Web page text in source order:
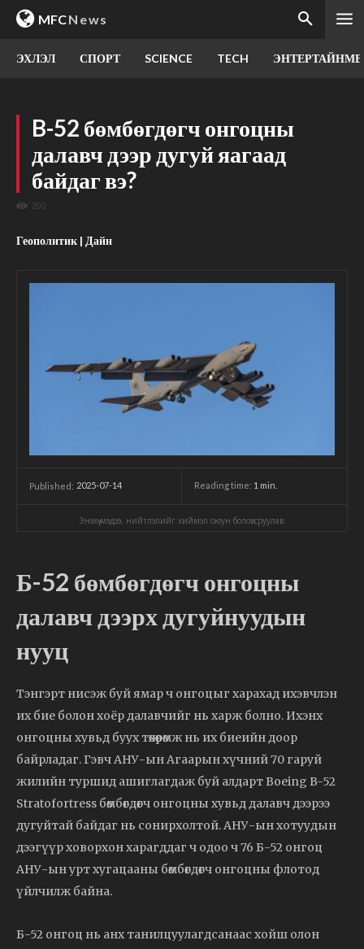
MFCNews
ЭХЛЭЛ СПОРТ SCIENCE TECH
B-52 бөмбөгдөгч онгоцны
далавч дээр дугуй яагаад
байдаг вэ?
200
Геополитик | Дайн
Published: 2025-07-14 Reading time: 1 min.
Энэхүү мэдээ, нийтлэлийг хиймэл оюун боловсруулав.
Б-52 бөмбөгдөгч онгоцны
далавч дээрх дугуйнуудын
нууц
Тэнгэрт нисэж буй ямар ч онгоцыг харахад ихэвчлэн
их бие болон хоёр далавчийг нь харж болно. Ихэнх
онгоцны хувьд буух төхөөрөмж нь их биеийн доор
байрладаг. Гэвч АНУ-ын Агаарын хүчний 70 гаруй
жилийн туршид ашиглагдаж буй алдарт Boeing B-52
Stratofortress бөмбөгдөгч онгоцны хувьд далавч дээрээ
дугуйтай байдаг нь сонирхолтой. АНУ-ын хотуудын
дээгүүр ховорхон харагддаг ч одоо ч 76 Б-52 онгоц
АНУ-ын урт хугацааны бөмбөгдөгч онгоцны флотод
үйлчилж байна.
Б-52 онгоц нь анх танилцуулагдсанаас хойш олон